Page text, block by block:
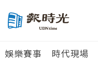
娛樂賽事 時代現場